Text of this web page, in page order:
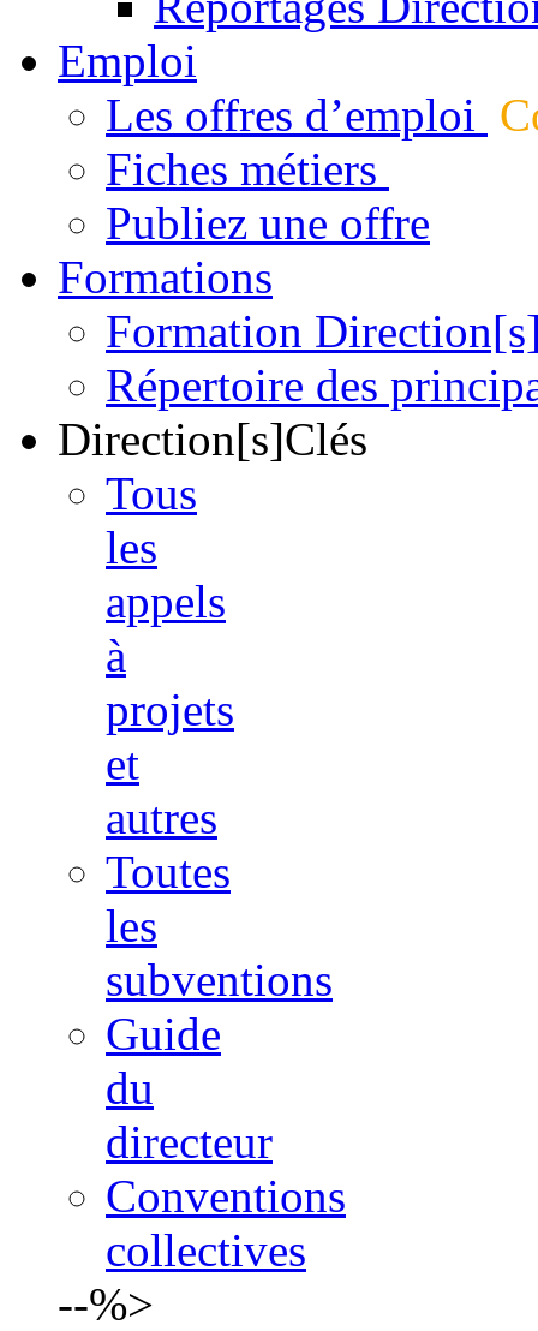
Emploi
Les offres d’emploi
Fiches métiers
Publiez une offre
Formations
Formation
Répertoire des
Direction[s]Clés
Tous
les
appels
à
projets
et
autres
Toutes
les
subventions
Guide
du
directeur
Conventions
collectives
--%>